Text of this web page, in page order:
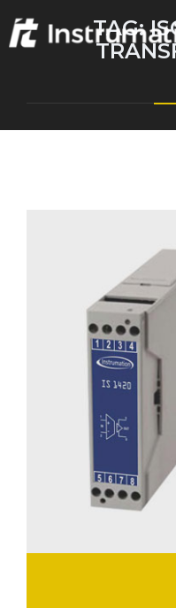
TAG: